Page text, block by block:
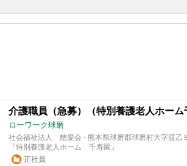
介護職員（急募）（特別養護老人ホーム
ローワーク球磨
社会福祉法人 慈愛会 - 熊本県球磨郡球磨村大字渡乙
『特別養護老人ホーム 千寿園』
正社員